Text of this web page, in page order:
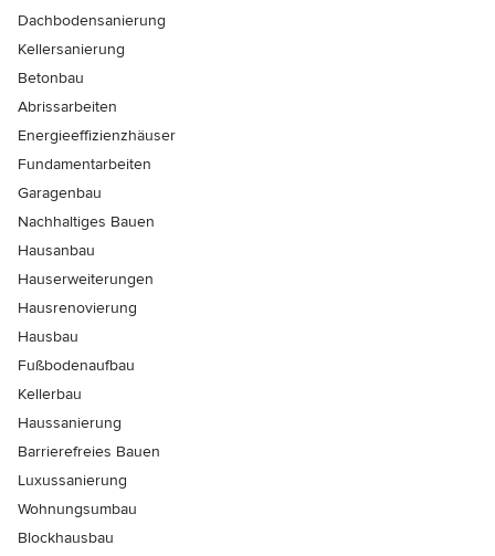
Dachbodensanierung
Kellersanierung
Betonbau
Abrissarbeiten
Energieeffizienzhäuser
Fundamentarbeiten
Garagenbau
Nachhaltiges Bauen
Hausanbau
Hauserweiterungen
Hausrenovierung
Hausbau
Fußbodenaufbau
Kellerbau
Haussanierung
Barrierefreies Bauen
Luxussanierung
Wohnungsumbau
Blockhausbau